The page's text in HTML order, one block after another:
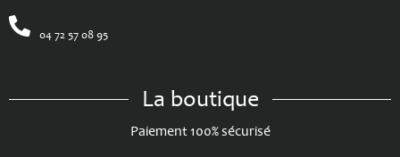
04 72 57 08 95
La boutique
Paiement 100% sécurisé